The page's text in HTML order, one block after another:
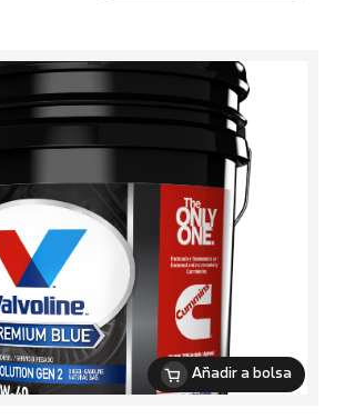
Añadir a bolsa